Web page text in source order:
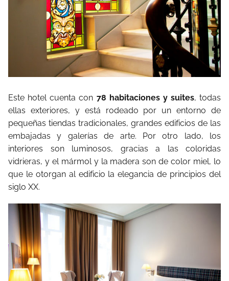
Este hotel cuenta con 78 habitaciones y suites, todas
ellas exteriores, y está rodeado por un entorno de
pequeñas tiendas tradicionales, grandes edificios de las
embajadas y galerías de arte. Por otro lado, los
interiores son luminosos, gracias a las coloridas
vidrieras, y el mármol y la madera son de color miel, lo
que le otorgan al edificio la elegancia de principios del
siglo XX.